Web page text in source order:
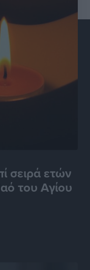
σειρά ετών
του Αγίου